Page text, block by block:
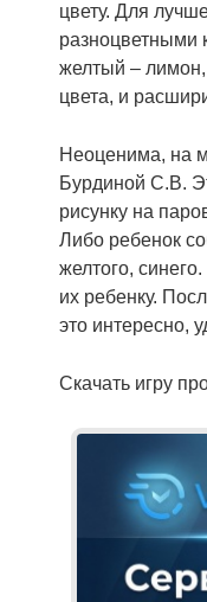
цвету. Для
разноцветными
желтый – лимон,
цвета, и
Неоценима, на
Бурдиной С.В.
рисунку на
Либо ребенок
желтого,
их ребенку.
это интересно,
Скачать игру